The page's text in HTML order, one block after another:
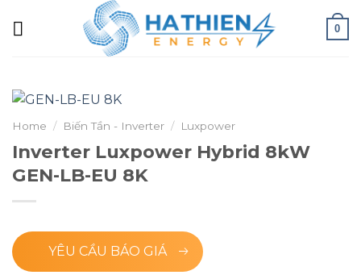
0
Home / Biến Tần - Inverter / Luxpower
Inverter Luxpower Hybrid 8kW
GEN-LB-EU 8K
YÊU CẦU BÁO GIÁ